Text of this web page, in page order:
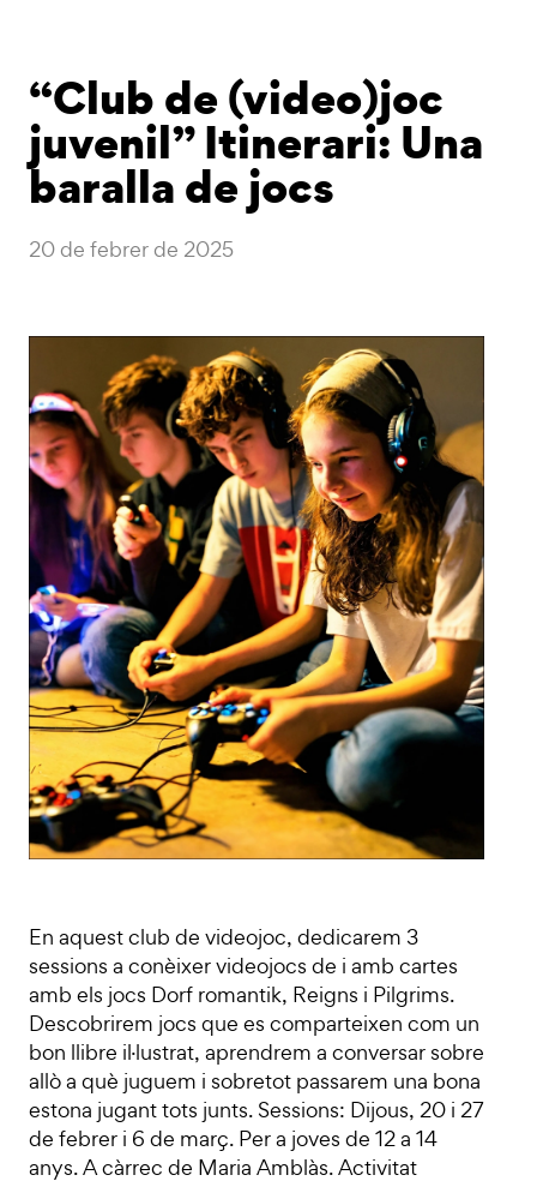
“Club de (video)joc
juvenil” Itinerari: Una
baralla de jocs
20 de febrer de 2025
En aquest club de videojoc, dedicarem 3
sessions a conèixer videojocs de i amb cartes
amb els jocs Dorf romantik, Reigns i Pilgrims.
Descobrirem jocs que es comparteixen com un
bon llibre il·lustrat, aprendrem a conversar sobre
allò a què juguem i sobretot passarem una bona
estona jugant tots junts. Sessions: Dijous, 20 i 27
de febrer i 6 de març. Per a joves de 12 a 14
anys. A càrrec de Maria Amblàs. Activitat